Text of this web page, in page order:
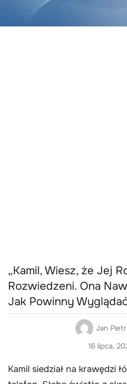
„Kamil, Wiesz, że Jej
Rozwiedzeni. Ona
Jak Powinny
Jan
16 lipca,
Kamil siedział na krawędzi